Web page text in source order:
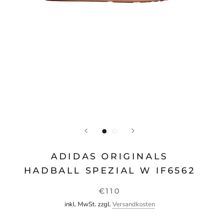
ADIDAS ORIGINALS
HADBALL SPEZIAL W IF6562
€110
inkl. MwSt. zzgl.Versandkosten